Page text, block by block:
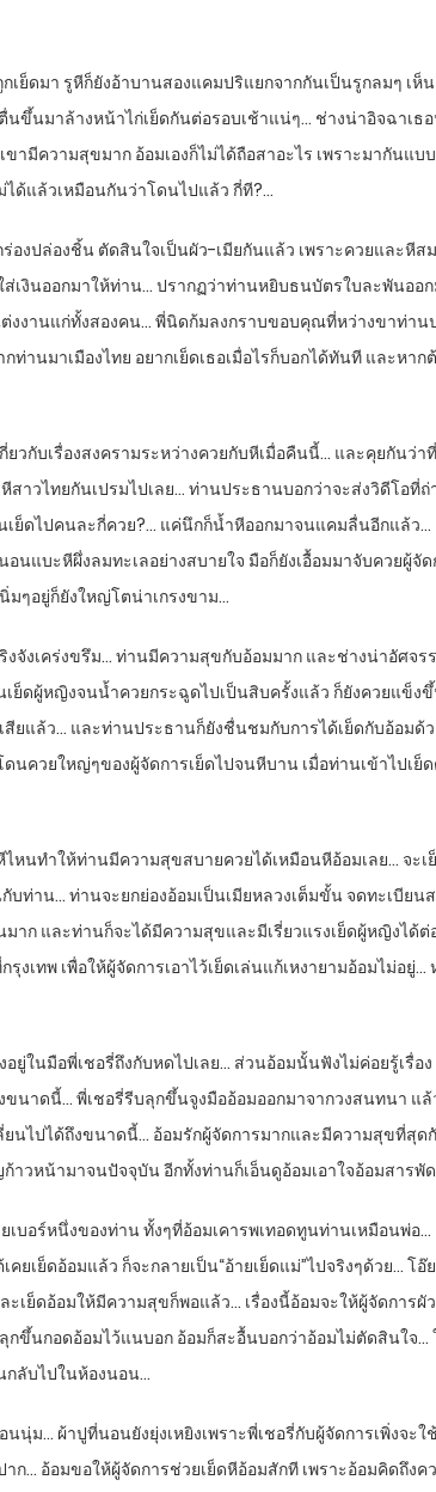
เย็ดมา รูหีก็ยังอ้าบานสองแคมปริแยกจากกันเป็นรูกลมๆ
ขึ้นมาล้างหน้าไก่เย็ดกันต่อรอบเช้าแน่ๆ… ช่างน่าอิจฉาเธ
มีความสุขมาก อ้อมเองก็ไม่ได้ถือสาอะไร เพราะมากัน
ได้แล้วเหมือนกันว่าโดนไปแล้ว กี่ที?…
องปล่องชิ้น ตัดสินใจเป็นผัว-เมียกันแล้ว เพราะควยและ
ส่เงินออกมาให้ท่าน… ปรากฏว่าท่านหยิบธนบัตรใบละพัน
งานแก่ทั้งสองคน… พี่นิดก้มลงกราบขอบคุณที่หว่างขาท่าน
านมาเมืองไทย อยากเย็ดเธอเมื่อไรก็บอกได้ทันที และหา
วกับเรื่องสงครามระหว่างควยกับหีเมื่อคืนนี้… และคุยกันว่
วไทยกันเปรมไปเลย… ท่านประธานบอกว่าจะส่งวิดีโอที่ถ่
ย็ดไปคนละกี่ควย?… แค่นึกก็น้ำหีออกมาจนแคมลื่นอีกแล้ว
นแบะหีผึ่งลมทะเลอย่างสบายใจ มือก็ยังเอื้อมมาจับควย
มๆอยู่ก็ยังใหญ่โตน่าเกรงขาม…
จังเคร่งขรึม… ท่านมีความสุขกับอ้อมมาก และช่างน่าอัศจ
ดผู้หญิงจนน้ำควยกระฉูดไปเป็นสิบครั้งแล้ว ก็ยังควยแข็ง
ยแล้ว… และท่านประธานก็ยังชื่นชมกับการได้เย็ดกับอ้อมด้
นควยใหญ่ๆของผู้จัดการเย็ดไปจนหีบาน เมื่อท่านเข้าไป
หนทำให้ท่านมีความสุขสบายควยได้เหมือนหีอ้อมเลย… จะ
ท่าน… ท่านจะยกย่องอ้อมเป็นเมียหลวงเต็มขั้น จดทะเบียน
ก และท่านก็จะได้มีความสุขและมีเรี่ยวแรงเย็ดผู้หญิงได้
งเทพ เพื่อให้ผู้จัดการเอาไว้เย็ดเล่นแก้เหงายามอ้อมไม่อ
ยู่ในมือพี่เชอรี่ถึงกับหดไปเลย… ส่วนอ้อมนั้นฟังไม่ค่อยรู้เรื่
นาดนี้… พี่เชอรี่รีบลุกขึ้นจูงมืออ้อมออกมาจากวงสนทนา แ
นไปได้ถึงขนาดนี้… อ้อมรักผู้จัดการมากและมีความสุขที่สุ
วหน้ามาจนปัจจุบัน อีกทั้งท่านก็เอ็นดูอ้อมเอาใจอ้อมสารพั
บอร์หนึ่งของท่าน ทั้งๆที่อ้อมเคารพเทอดทูนท่านเหมือนพ่อ
เย็ดอ้อมแล้ว ก็จะกลายเป็น“อ้ายเย็ดแม่”ไปจริงๆด้วย… โ
ะเย็ดอ้อมให้มีความสุขก็พอแล้ว… เรื่องนี้อ้อมจะให้ผู้จัดกา
กขึ้นกอดอ้อมไว้แนบอก อ้อมก็สะอื้นบอกว่าอ้อมไม่ตัดสินใ
กลับไปในห้องนอน…
นุ่ม… ผ้าปูที่นอนยังยุ่งเหยิงเพราะพี่เชอรี่กับผู้จัดการเพิ่งจ
… อ้อมขอให้ผู้จัดการช่วยเย็ดหีอ้อมสักที เพราะอ้อมคิดถึง